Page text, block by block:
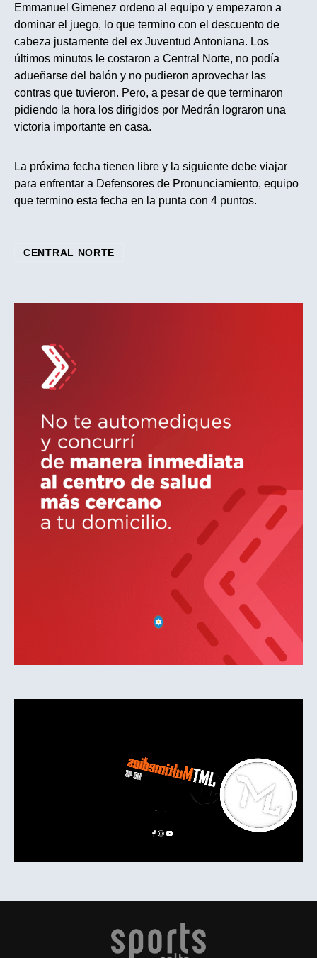
Emmanuel Gimenez ordeno al equipo y empezaron a
dominar el juego, lo que termino con el descuento de
cabeza justamente del ex Juventud Antoniana. Los
últimos minutos le costaron a Central Norte, no podía
adueñarse del balón y no pudieron aprovechar las
contras que tuvieron. Pero, a pesar de que terminaron
pidiendo la hora los dirigidos por Medrán lograron una
victoria importante en casa.
La próxima fecha tienen libre y la siguiente debe viajar
para enfrentar a Defensores de Pronunciamiento, equipo
que termino esta fecha en la punta con 4 puntos.
CENTRAL NORTE